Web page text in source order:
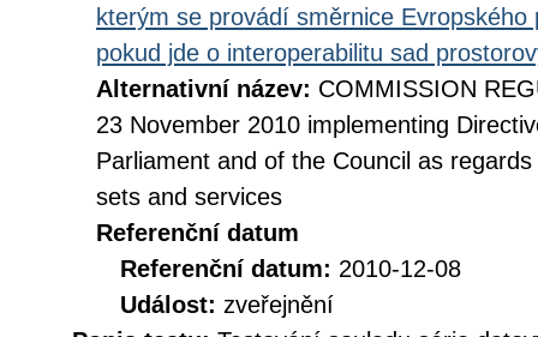
kterým se provádí směrnice
pokud jde o interoperabilitu sad
Alternativní název: COMMISSION
23 November 2010 implementing
Parliament and of the Council as
sets and services
Referenční datum
Referenční datum: 2010-12-08
Událost: zveřejnění